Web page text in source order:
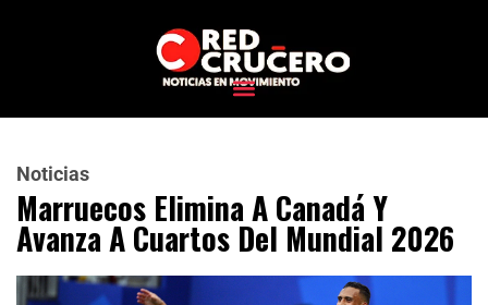
Noticias
Marruecos Elimina A Canadá Y
Avanza A Cuartos Del Mundial 2026